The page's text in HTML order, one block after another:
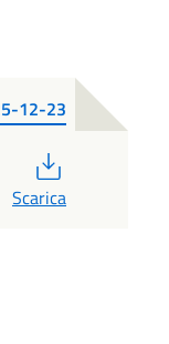
12-23
Scarica